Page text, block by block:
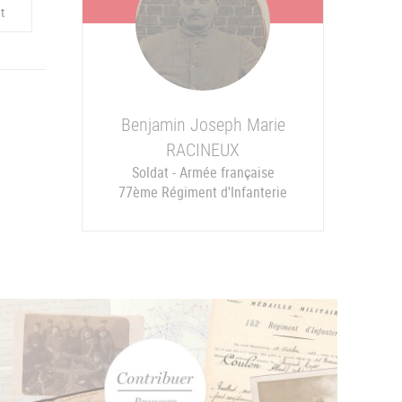
Benjamin Joseph Marie
RACINEUX
Soldat - Armée française
77ème Régiment d'Infanterie